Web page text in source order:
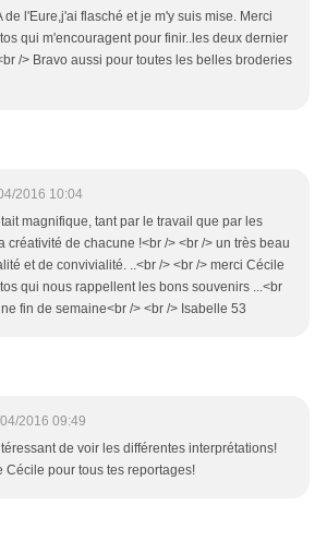
de l'Eure,j'ai flasché et je m'y suis mise. Merci
qui m'encouragent pour finir..les deux dernier
/> Bravo aussi pour toutes les belles broderies
2016 10:04
magnifique, tant par le travail que par les
créativité de chacune !<br /> <br /> un très beau
et de convivialité. ..<br /> <br /> merci Cécile
qui nous rappellent les bons souvenirs ...<br
fin de semaine<br /> <br /> Isabelle 53
2016 09:49
de voir les différentes interprétations!
Cécile pour tous tes reportages!